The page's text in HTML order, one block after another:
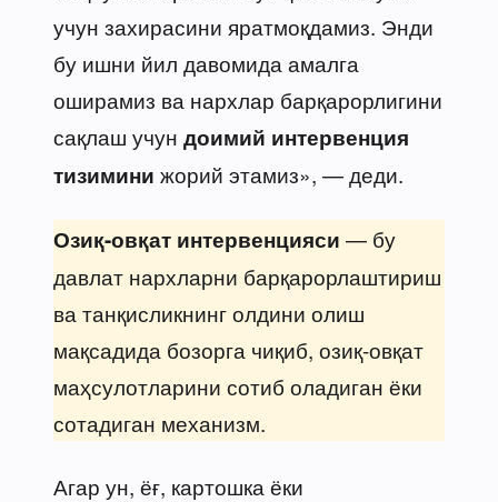
учун захирасини яратмоқдамиз. Энди
бу ишни йил давомида амалга
оширамиз ва нархлар барқарорлигини
сақлаш учун доимий интервенция
тизимини жорий этамиз», — деди.
Озиқ-овқат интервенцияси — бу
давлат нархларни барқарорлаштириш
ва танқисликнинг олдини олиш
мақсадида бозорга чиқиб, озиқ-овқат
маҳсулотларини сотиб оладиган ёки
сотадиган механизм.
Агар ун, ёғ, картошка ёки